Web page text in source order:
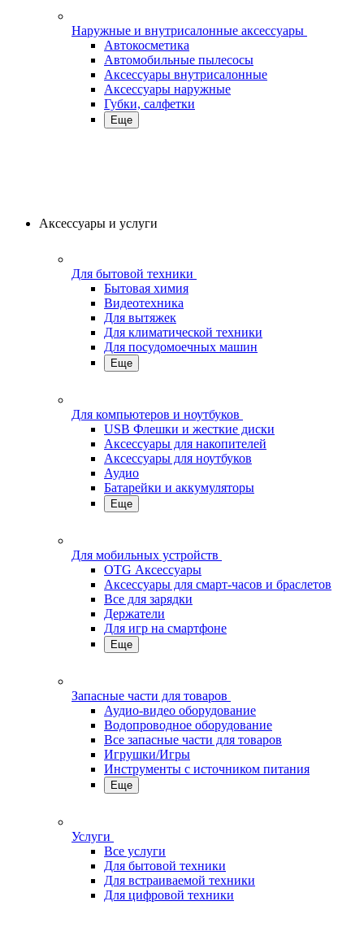
Наружные и внутрисалонные аксессуары
Автокосметика
Автомобильные пылесосы
Аксесcуары внутрисалонные
Аксессуары наружные
Губки, салфетки
Еще
Аксессуары и услуги
Для бытовой техники
Бытовая химия
Видеотехника
Для вытяжек
Для климатической техники
Для посудомоечных машин
Еще
Для компьютеров и ноутбуков
USB Флешки и жесткие диски
Аксессуары для накопителей
Аксессуары для ноутбуков
Аудио
Батарейки и аккумуляторы
Еще
Для мобильных устройств
OTG Аксессуары
Аксессуары для смарт-часов и браслетов
Все для зарядки
Держатели
Для игр на смартфоне
Еще
Запасные части для товаров
Аудио-видео оборудование
Водопроводное оборудование
Все запасные части для товаров
Игрушки/Игры
Инструменты с источником питания
Еще
Услуги
Все услуги
Для бытовой техники
Для встраиваемой техники
Для цифровой техники